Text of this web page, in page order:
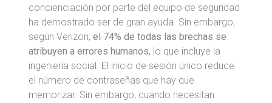
concienciación por parte del equipo de seguridad
ha demostrado ser de gran ayuda. Sin embargo,
según Verizon,el 74% de todas las brechas se
atribuyen a errores humanos, lo que incluye la
ingeniería social. El inicio de sesión único reduce
el número de contraseñas que hay que
memorizar. Sin embargo, cuando necesitan